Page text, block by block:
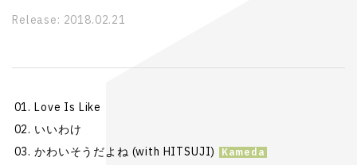
Release: 2018.02.21
Love Is Like
いいわけ
かわいそうだよね (with HITSUJI)